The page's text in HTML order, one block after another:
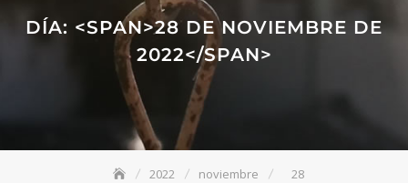
DÍA: <SPAN>28 DE NOVIEMBRE DE
2022</SPAN>
2022 noviembre 28